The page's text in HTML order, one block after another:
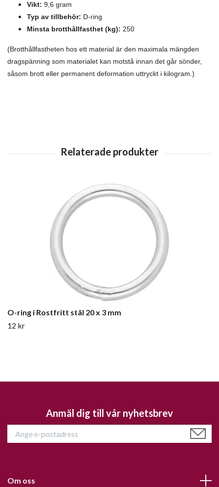
Vikt: 9,6 gram
Typ av tillbehör: D-ring
Minsta brotthållfasthet (kg): 250
(Brotthållfastheten hos ett material är den maximala mängden
dragspänning som materialet kan motstå innan det går sönder,
såsom brott eller permanent deformation uttryckt i kilogram.)
O-ring i Rostfritt stål 20 x 3 mm
12 kr
Anmäl dig till vår nyhetsbrev
Om oss